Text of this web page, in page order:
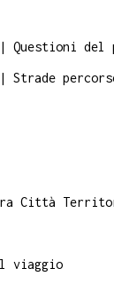
Questioni del
Città
viaggio